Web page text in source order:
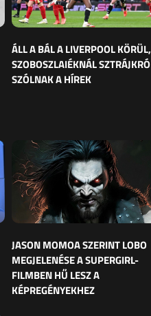
ÁLL A BÁL A LIVERPOOL KÖRÜL,
SZOBOSZLAIÉKNÁL
SZÓLNAK A HÍREK
JASON MOMOA SZERINT LOBO
MEGJELENÉSE A SUPERGIRL-
FILMBEN HŰ LESZ A
KÉPREGÉNYEKHEZ